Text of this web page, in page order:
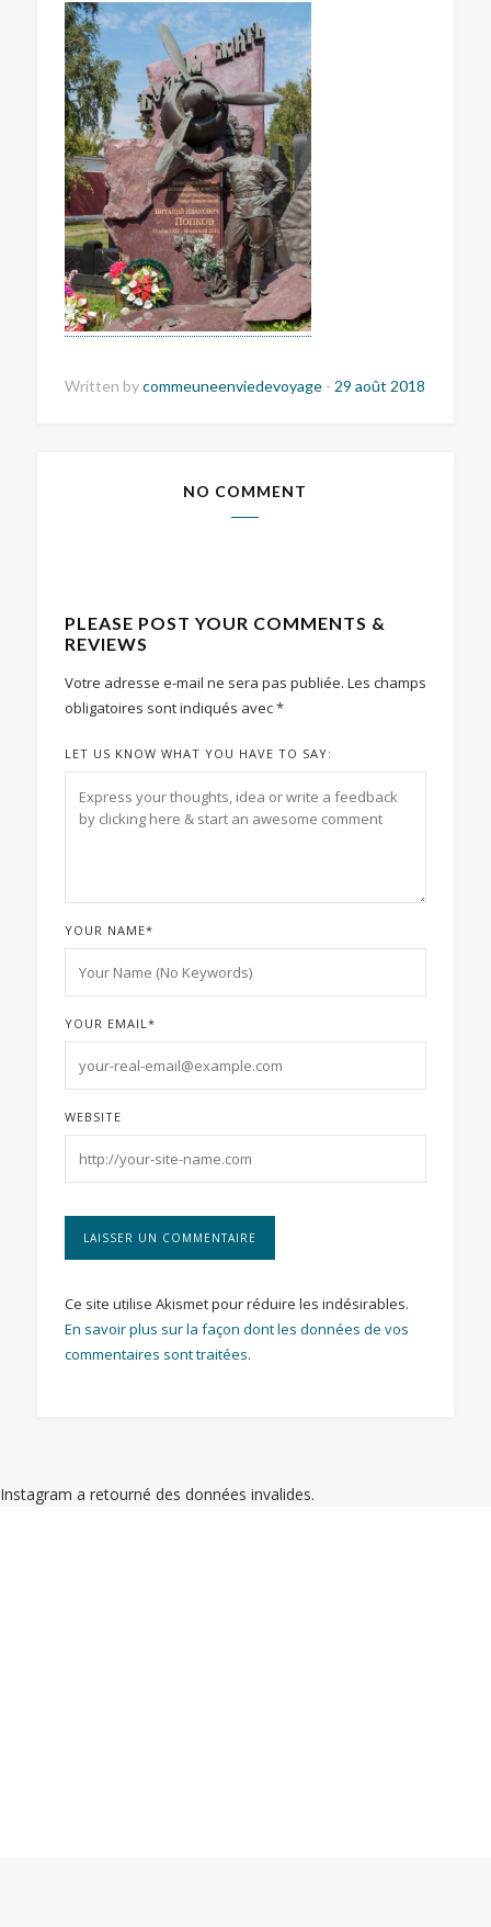
Written bycommeuneenviedevoyage - 29 août 2018
NO COMMENT
PLEASE POST YOUR COMMENTS &
REVIEWS
Votre adresse e-mail ne sera pas publiée. Les champs
obligatoires sont indiqués avec*
LET US KNOW WHAT YOU HAVE TO SAY:
YOUR NAME*
YOUR EMAIL*
WEBSITE
Ce site utilise Akismet pour réduire les indésirables.
En savoir plus sur la façon dont les données de vos
commentaires sont traitées.
Instagram a retourné des données invalides.